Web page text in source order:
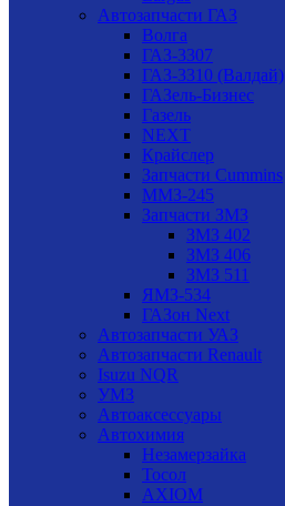
Автозапчасти ГАЗ
Волга
ГАЗ-3307
ГАЗ-3310 (Валдай)
ГАЗель-Бизнес
Газель
NEXT
Крайслер
Запчасти Cummins
ММЗ-245
Запчасти ЗМЗ
ЗМЗ 402
ЗМЗ 406
ЗМЗ 511
ЯМЗ-534
ГАЗон Next
Автозапчасти УАЗ
Автозапчасти Renault
Isuzu NQR
УМЗ
Автоаксессуары
Автохимия
Незамерзайка
Тосол
AXIOM